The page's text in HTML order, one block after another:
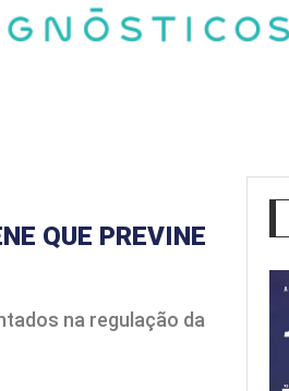
QUE PREVINE
na regulação da